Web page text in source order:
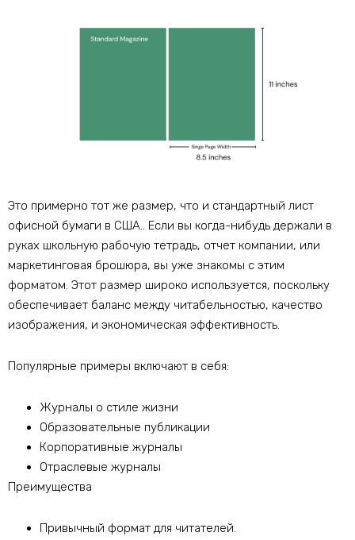
Это примерно тот же размер, что и стандартный лист
офисной бумаги в США.. Если вы когда-нибудь держали в
руках школьную рабочую тетрадь, отчет компании, или
маркетинговая брошюра, вы уже знакомы с этим
форматом. Этот размер широко используется, поскольку
обеспечивает баланс между читабельностью, качество
изображения, и экономическая эффективность.
Популярные примеры включают в себя:
Журналы о стиле жизни
Образовательные публикации
Корпоративные журналы
Отраслевые журналы
Преимущества
Привычный формат для читателей.